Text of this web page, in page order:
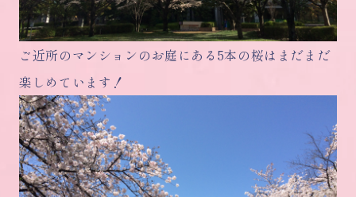
ご近所のマンションのお庭にある5本の桜はまだまだ
楽しめています！